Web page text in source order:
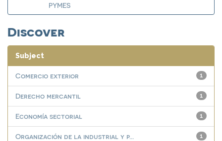
PYMES
Discover
Subject
1
Comercio exterior
1
Derecho mercantil
1
Economía sectorial
1
Organización de la industrial y p...